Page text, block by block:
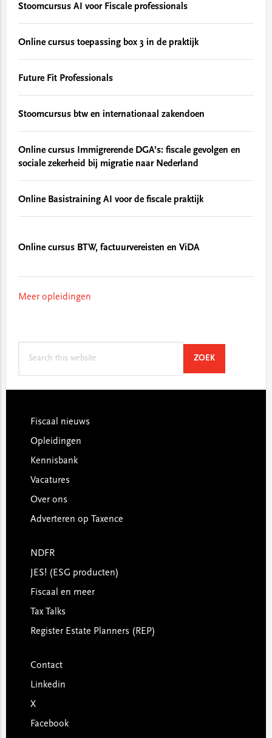
Stoomcursus AI voor Fiscale professionals
Online cursus toepassing box 3 in de praktijk
Future Fit Professionals
Stoomcursus btw en internationaal zakendoen
Online cursus Immigrerende DGA’s: fiscale gevolgen en
sociale zekerheid bij migratie naar Nederland
Online Basistraining AI voor de fiscale praktijk
Online cursus BTW, factuurvereisten en ViDA
Meer opleidingen
ZOEKSEARCH
Footer
Fiscaal nieuws
Opleidingen
Kennisbank
Vacatures
Over ons
Adverteren op Taxence
NDFR
JES! (ESG producten)
Fiscaal en meer
Tax Talks
Register Estate Planners (REP)
Contact
Linkedin
X
Facebook